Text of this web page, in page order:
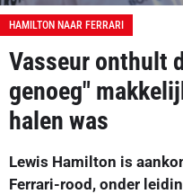
HAMILTON NAAR FERRARI
Vasseur onthult
genoeg"
halen was
Lewis Hamilton is
Ferrari-rood, onder